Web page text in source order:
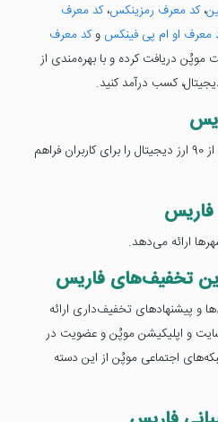
،کد معرف رمزینکس،کد معرف
معرف او ام پی فینکس وکد معرف
موپُن دریافت کرده و با بهره‌مندی از
کسب درآمد کنید.
فاریس امکان خرید و فروش بیش از 90 ارز دیجیتال را برای کاربران فراهم
ارائه می‌دهد.
تخفیف‌های فاریس
و پیشنهادهای تخفیف‌داری ارائه
سایت و اپلیکیشن موپُن و عضویت در
اجتماعی موپُن از این دسته